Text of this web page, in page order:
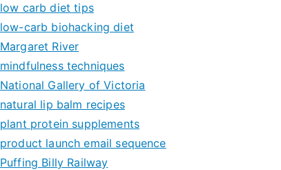
low carb diet tips
low-carb biohacking diet
Margaret River
mindfulness techniques
National Gallery of Victoria
natural lip balm recipes
plant protein supplements
product launch email sequence
Puffing Billy Railway